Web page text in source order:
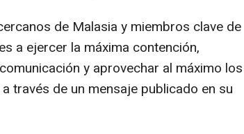
de Malasia y miembros clave de
a ejercer la máxima contención,
y aprovechar al máximo los
través de un mensaje publicado en su